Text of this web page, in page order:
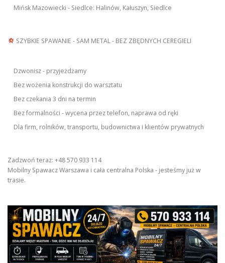
Mińsk Mazowiecki - Siedlce: Halinów, Kałuszyn, Siedlce
SZYBKIE SPAWANIE - SAM METAL - BEZ ZBĘDNYCH CEREGIELI
Dzwonisz - przyjeżdżamy
Bez wożenia konstrukcji do warsztatu
Bez czekania 3 dni na termin
Bez formalności - wycena przez telefon, naprawa od ręki
Dla firm, rolników, transportu, budownictwa i klientów prywatnych
Zadzwoń teraz: +48 570 933 114
Mobilny Spawacz Warszawa i cała centralna Polska - jesteśmy już w
trasie.